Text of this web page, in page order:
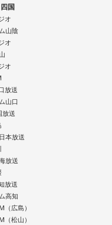
ター #60n
showup
国
オ
山陰
オ
オ
放送
山口
放送
本放送
放送
放送
高知
（広島）
（松山）